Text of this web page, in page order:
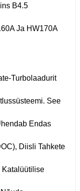
B4.5
Ja HW170A
Turbolaadurit
See
Endas
Diisli Tahkete
Katalüütilise